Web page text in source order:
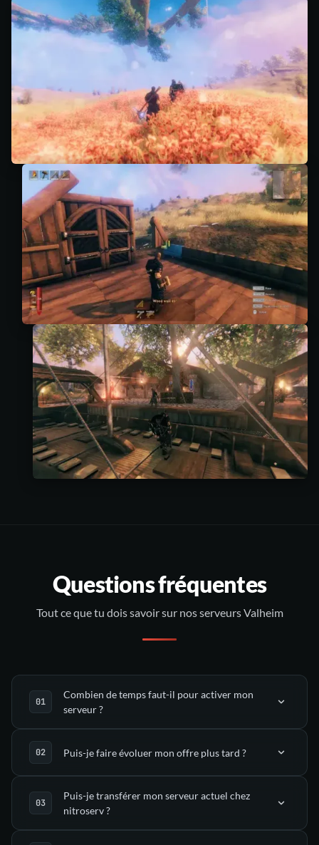
Questions fréquentes
Tout ce que tu dois savoir sur nos serveurs Valheim
Combien de temps faut-il pour activer mon
serveur ?
déployé automatiquement
Puis-je faire évoluer mon offre plus tard ?
Puis-je transférer mon serveur actuel chez
nitroserv ?